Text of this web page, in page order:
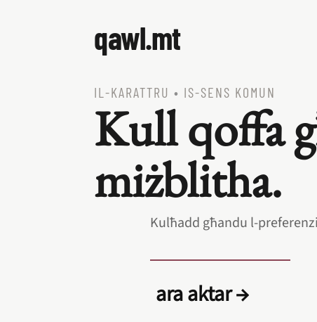
qawl.mt
IL‑KARATTRU • IS‑SENS KOMUN
Kull qoffa
miżblitha.
Kulħadd għandu
ara aktar →